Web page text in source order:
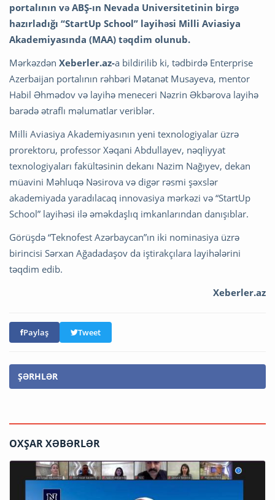
portalının və ABŞ-ın Nevada Universitetinin birgə
hazırladığı “StartUp School” layihəsi Milli Aviasiya
Akademiyasında (MAA) təqdim olunub.
Mərkəzdən Xeberler.az-a bildirilib ki, tədbirdə Enterprise
Azerbaijan portalının rəhbəri Mətanət Musayeva, mentor
Habil Əhmədov və layihə meneceri Nəzrin Əkbərova layihə
barədə ətraflı məlumatlar veriblər.
Milli Aviasiya Akademiyasının yeni texnologiyalar üzrə
prorektoru, professor Xəqani Abdullayev, nəqliyyat
texnologiyaları fakültəsinin dekanı Nazim Nağıyev, dekan
müavini Məhluqə Nəsirova və digər rəsmi şəxslər
akademiyada yaradılacaq innovasiya mərkəzi və “StartUp
School” layihəsi ilə əməkdaşlıq imkanlarından danışıblar.
Görüşdə “Teknofest Azərbaycan”ın iki nominasiya üzrə
birincisi Sərxan Ağadadaşov da iştirakçılara layihələrini
təqdim edib.
Xeberler.az
Paylaş Tweet
ŞƏRHLƏR
OXŞAR XƏBƏRLƏR